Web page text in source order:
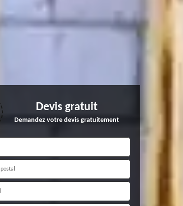
Devis gratuit
Demandez votre devis gratuitement